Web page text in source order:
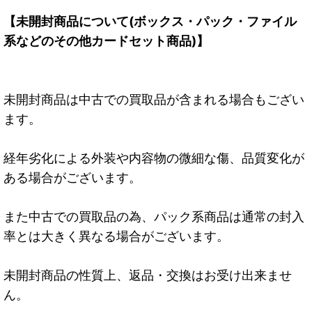
【未開封商品について(ボックス・パック・ファイル
系などのその他カードセット商品)】
未開封商品は中古での買取品が含まれる場合もござい
ます。
経年劣化による外装や内容物の微細な傷、品質変化が
ある場合がございます。
また中古での買取品の為、パック系商品は通常の封入
率とは大きく異なる場合がございます。
未開封商品の性質上、返品・交換はお受け出来ませ
ん。